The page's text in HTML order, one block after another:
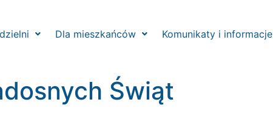
Dla mieszkańców Komunikaty i informacje
Świąt